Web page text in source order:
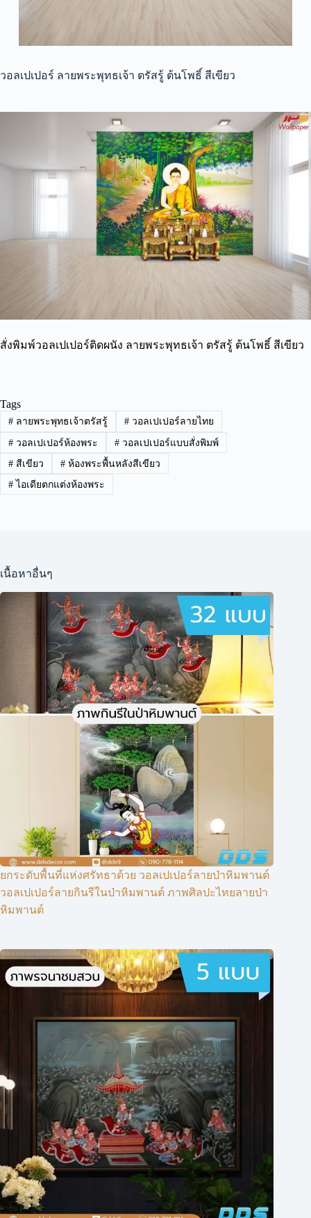
วอลเปเปอร์ ลายพระพุทธเจ้า ตรัสรู้ ต้นโพธิ์ สีเขียว
สั่งพิมพ์วอลเปเปอร์ติดผนัง ลายพระพุทธเจ้า ตรัสรู้ ต้นโพธิ์ สีเขียว
Tags
#ลายพระพุทธเจ้าตรัสรู้ #วอลเปเปอร์ลายไทย
#วอลเปเปอร์ห้องพระ #วอลเปเปอร์แบบสั่งพิมพ์
#สีเขียว #ห้องพระพื้นหลังสีเขียว
#ไอเดียตกแต่งห้องพระ
เนื้อหาอื่นๆ
ยกระดับพื้นที่แห่งศรัทธาด้วย วอลเปเปอร์ลายป่าหิมพานต์
วอลเปเปอร์ลายกินรีในป่าหิมพานต์ ภาพศิลปะไทยลายป่า
หิมพานต์